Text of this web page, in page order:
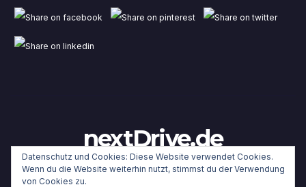
nextDrive.de
Datenschutz und Cookies: Diese Website verwendet Cookies.
Wenn du die Website weiterhin nutzt, stimmst du der Verwendung
von Cookies zu.